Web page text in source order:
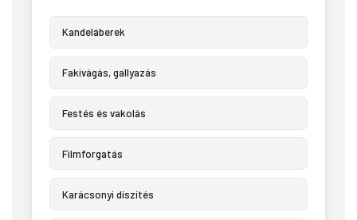
Kandeláberek
Fakivágás, gallyazás
Festés és vakolás
Filmforgatás
Karácsonyi díszítés